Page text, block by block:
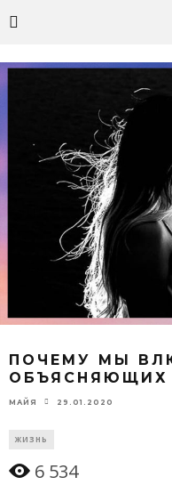
ПОЧЕМУ МЫ
ОБЪЯСНЯЮЩИХ
МАЙЯ 29.01.2020
ЖИЗНЬ
6 534